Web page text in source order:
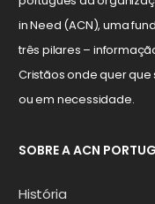
in Need (ACN), uma
três pilares –
Cristãos onde quer
ou em necessidade.
SOBRE A ACN
História